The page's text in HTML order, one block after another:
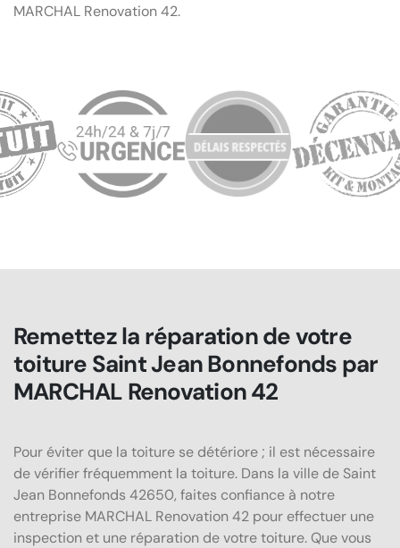
MARCHAL Renovation 42.
Remettez la réparation de votre
toiture Saint Jean Bonnefonds par
MARCHAL Renovation 42
Pour éviter que la toiture se détériore ; il est nécessaire
de vérifier fréquemment la toiture. Dans la ville de Saint
Jean Bonnefonds 42650, faites confiance à notre
entreprise MARCHAL Renovation 42 pour effectuer une
inspection et une réparation de votre toiture. Que vous